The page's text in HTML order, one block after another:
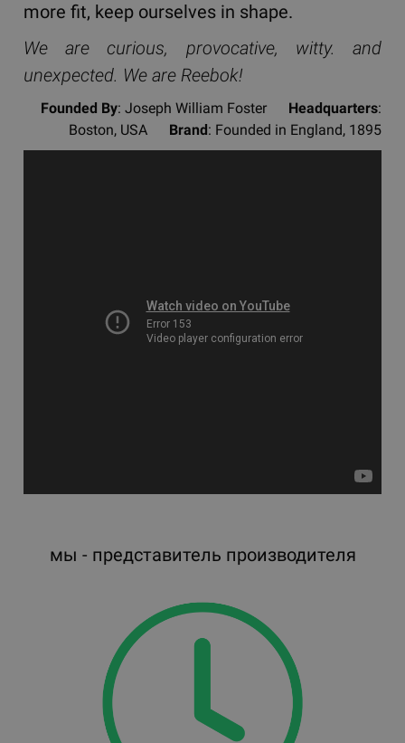
more fit, keep ourselves in shape.
We are curious, provocative, witty. and
unexpected. We are Reebok!
Founded By: Joseph William Foster Headquarters:
Boston, USA
Brand: Founded in England, 1895
мы - представитель производителя